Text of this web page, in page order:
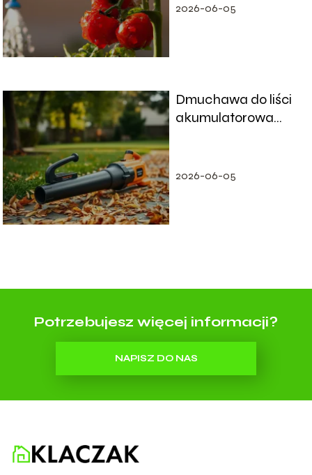
2026-06-05
Dmuchawa do liści
akumulatorowa
2026-06-05
Potrzebujesz więcej informacji?
NAPISZ DO NAS